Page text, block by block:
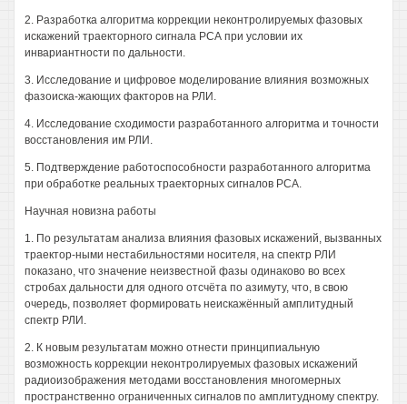
2. Разработка алгоритма коррекции неконтролируемых фазовых
искажений траекторного сигнала РСА при условии их
инвариантности по дальности.
3. Исследование и цифровое моделирование влияния возможных
фазоиска-жающих факторов на РЛИ.
4. Исследование сходимости разработанного алгоритма и точности
восстановления им РЛИ.
5. Подтверждение работоспособности разработанного алгоритма
при обработке реальных траекторных сигналов РСА.
Научная новизна работы
1. По результатам анализа влияния фазовых искажений, вызванных
траектор-ными нестабильностями носителя, на спектр РЛИ
показано, что значение неизвестной фазы одинаково во всех
стробах дальности для одного отсчёта по азимуту, что, в свою
очередь, позволяет формировать неискажённый амплитудный
спектр РЛИ.
2. К новым результатам можно отнести принципиальную
возможность коррекции неконтролируемых фазовых искажений
радиоизображения методами восстановления многомерных
пространственно ограниченных сигналов по амплитудному спектру.